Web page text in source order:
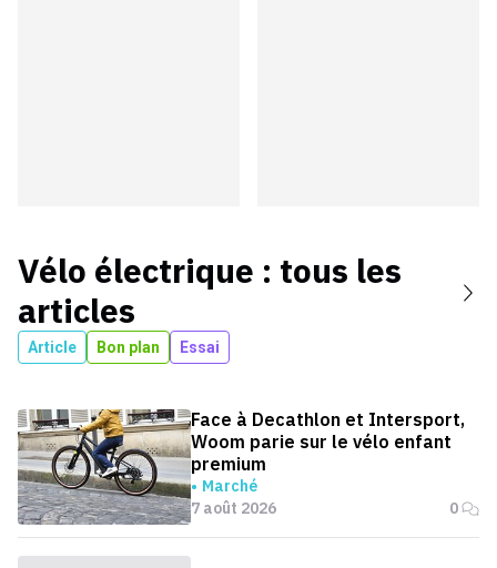
Vélo électrique : tous les
articles
Article Bon plan Essai
Face à Decathlon et Intersport,
Woom parie sur le vélo enfant
premium
Marché
7 août 2026
0